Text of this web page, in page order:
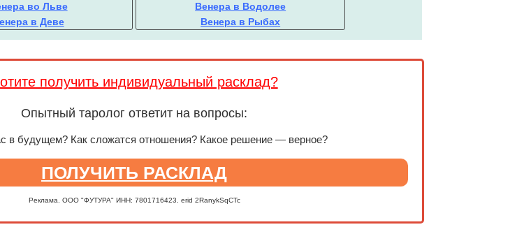
во Льве
в Деве
Венера в Водолее
Венера в Рыбах
получить индивидуальный расклад?
Опытный таролог ответит на вопросы:
в будущем? Как сложатся отношения? Какое решение — верное?
ПОЛУЧИТЬ РАСКЛАД
Реклама. ООО "ФУТУРА" ИНН: 7801716423. erid 2RanykSqCTc